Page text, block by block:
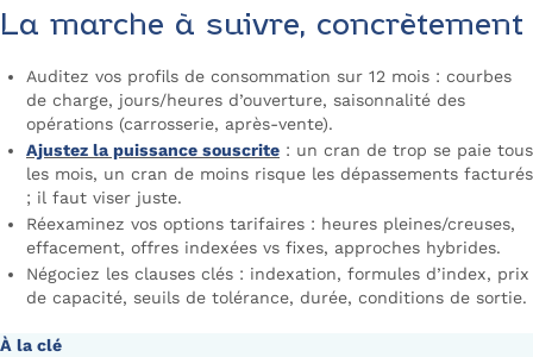
La marche à suivre, concrètement
Auditez vos profils de consommation sur 12 mois : courbes
de charge, jours/heures d’ouverture, saisonnalité des
opérations (carrosserie, après-vente).
Ajustez la puissance souscrite : un cran de trop se paie tous
les mois, un cran de moins risque les dépassements facturés
; il faut viser juste.
Réexaminez vos options tarifaires : heures pleines/creuses,
effacement, offres indexées vs fixes, approches hybrides.
Négociez les clauses clés : indexation, formules d’index, prix
de capacité, seuils de tolérance, durée, conditions de sortie.
À la clé